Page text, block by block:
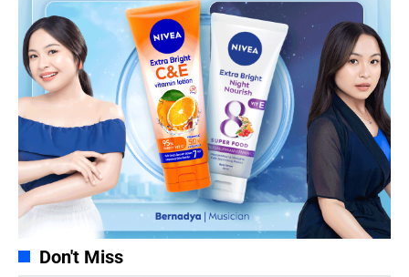
Don't Miss